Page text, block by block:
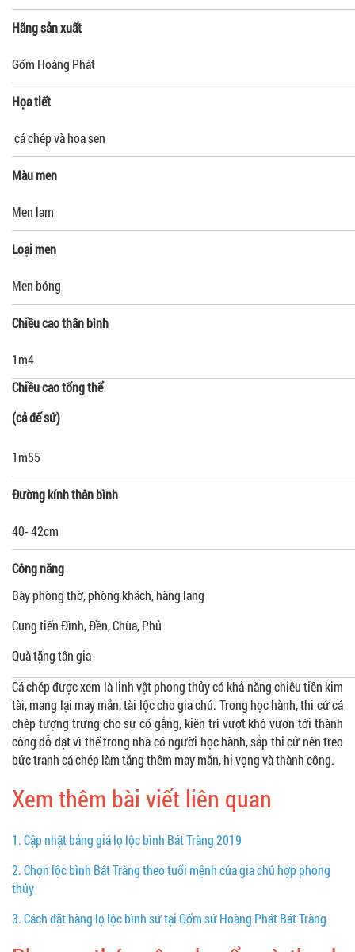
Hãng sản xuất
Gốm Hoàng Phát
Họa tiết
cá chép và hoa sen
Màu men
Men lam
Loại men
Men bóng
Chiều cao thân bình
1m4
Chiều cao tổng thể
(cả đế sứ)
1m55
Đường kính thân bình
40- 42cm
Công năng
Bày phòng thờ, phòng khách, hàng lang
Cung tiến Đình, Đền, Chùa, Phủ
Quà tặng tân gia
Cá chép được xem là linh vật phong thủy có khả năng chiêu tiền kim
tài, mang lại may mắn, tài lộc cho gia chủ. Trong học hành, thi cử cá
chép tượng trưng cho sự cố gắng, kiên trì vượt khó vươn tới thành
công đỗ đạt vì thế trong nhà có người học hành, sắp thi cử nên treo
bức tranh cá chép làm tăng thêm may mắn, hi vọng và thành công.
Xem thêm bài viết liên quan
1.Cập nhật bảng giá lọ lộc bình Bát Tràng 2019
2.Chọn lộc bình Bát Tràng theo tuổi mệnh của gia chủ hợp phong
thủy
3.Cách đặt hàng lọ lộc bình sứ tại Gốm sứ Hoàng Phát Bát Tràng